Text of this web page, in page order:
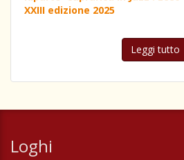
XXIII edizione 2025
Leggi tutto
Loghi